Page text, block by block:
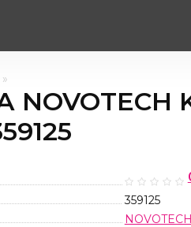
359125
NOVOTECH